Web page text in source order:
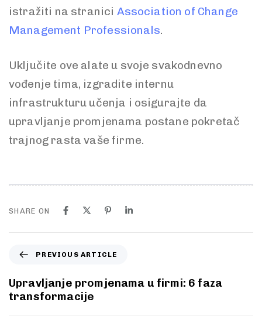
istražiti na stranici Association of Change
Management Professionals.
Uključite ove alate u svoje svakodnevno
vođenje tima, izgradite internu
infrastrukturu učenja i osigurajte da
upravljanje promjenama postane pokretač
trajnog rasta vaše firme.
SHARE ON
PREVIOUS ARTICLE
Upravljanje promjenama u firmi: 6 faza
transformacije